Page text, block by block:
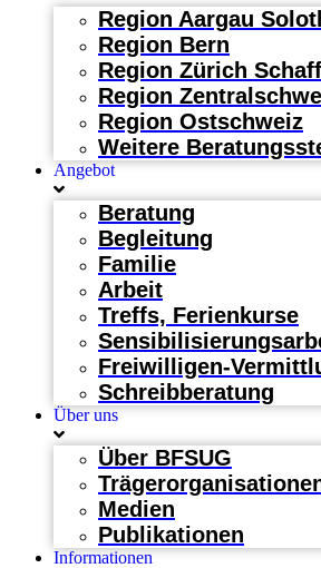
Region Aargau
Region Bern
Region Zürich
Region
Region Ostschweiz
Weitere
Angebot
Beratung
Begleitung
Familie
Arbeit
Treffs, Ferienkurse
Freiwilligen-
Schreibberatung
Über uns
Über BFSUG
Medien
Publikationen
Informationen